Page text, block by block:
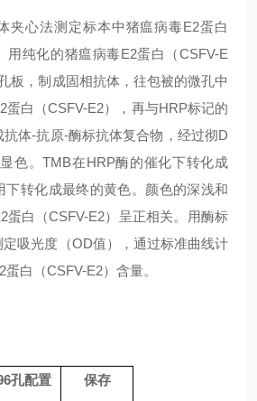
夹心法测定标本中猪瘟病毒E2蛋白
用纯化的猪瘟病毒E2蛋白（CSFV-E
板，制成固相抗体，往包被的微孔中
蛋白（CSFV-E2），再与HRP标记的
体-抗原-酶标抗体复合物，经过彻D
色。TMB在HRP酶的催化下转化成
下转化成最终的黄色。颜色的深浅和
蛋白（CSFV-E2）呈正相关。用酶标
吸光度（OD值），通过标准曲线计
白（CSFV-E2）含量。
孔配置 保存